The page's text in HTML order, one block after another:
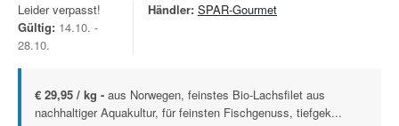
Leider verpasst!
Gültig: 14.10. -
28.10.
Händler: SPAR-Gourmet
€ 29,95 / kg - aus Norwegen, feinstes Bio-Lachsfilet aus
nachhaltiger Aquakultur, für feinsten Fischgenuss, tiefgek...